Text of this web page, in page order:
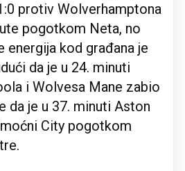
protiv Wolverhamptona
pogotkom Neta, no
energija kod građana je
da je u 24. minuti
i Wolvesa Mane zabio
da je u 37. minuti Aston
City pogotkom